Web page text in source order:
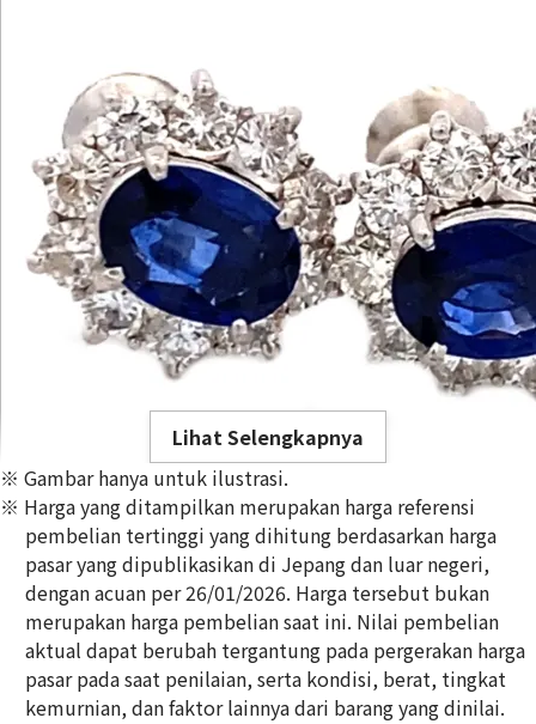
Platinum (Pt900) earrings
Referensi Harga Buyback
ASK
Lihat Selengkapnya
※ Gambar hanya untuk ilustrasi.
※ Harga yang ditampilkan merupakan harga referensi
pembelian tertinggi yang dihitung berdasarkan harga
pasar yang dipublikasikan di Jepang dan luar negeri,
dengan acuan per 26/01/2026. Harga tersebut bukan
merupakan harga pembelian saat ini. Nilai pembelian
aktual dapat berubah tergantung pada pergerakan harga
pasar pada saat penilaian, serta kondisi, berat, tingkat
kemurnian, dan faktor lainnya dari barang yang dinilai.